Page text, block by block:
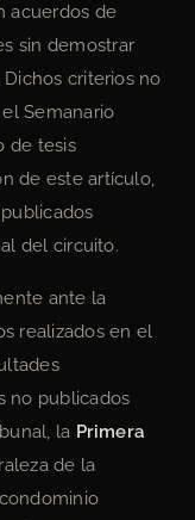
acuerdos de
sin demostrar
criterios no
Semanario
de tesis
de este artículo,
del circuito.
ante la
realizados en el
no publicados
la Primera
de la